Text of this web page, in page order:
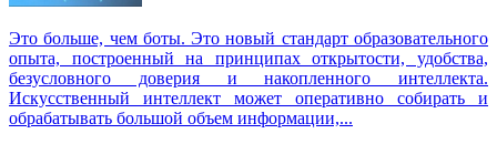
Это больше, чем боты. Это новый стандарт образовательного
опыта, построенный на принципах открытости, удобства,
безусловного доверия и накопленного интеллекта.
Искусственный интеллект может оперативно собирать и
обрабатывать большой объем информации,...